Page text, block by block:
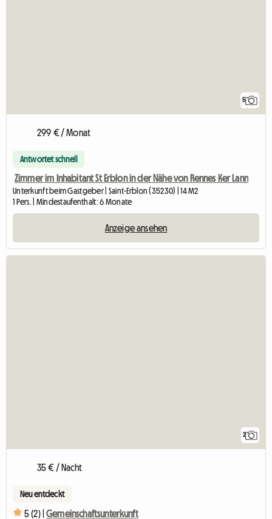
5
299 € / Monat
Antwortet schnell
Zimmer im Inhabitant St Erblon in der Nähe von Rennes Ker Lann
Unterkunft beim Gastgeber | Saint-Erblon (35230) | 14 M2
1 Pers. | Mindestaufenthalt: 6 Monate
Anzeige ansehen
2
35 € / Nacht
Neu entdeckt
5 (2) | Gemeinschaftsunterkunft